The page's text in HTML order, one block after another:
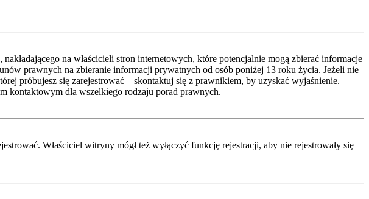
na właścicieli stron internetowych, które potencjalnie mogą zbierać informacje
prawnych na zbieranie informacji prywatnych od osób poniżej 13 roku życia. Jeżeli nie
próbujesz się zarejestrować – skontaktuj się z prawnikiem, by uzyskać wyjaśnienie.
kontaktowym dla wszelkiego rodzaju porad prawnych.
Właściciel witryny mógł też wyłączyć funkcję rejestracji, aby nie rejestrowały się